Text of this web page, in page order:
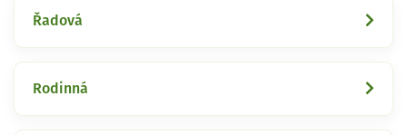
Řadová
Rodinná